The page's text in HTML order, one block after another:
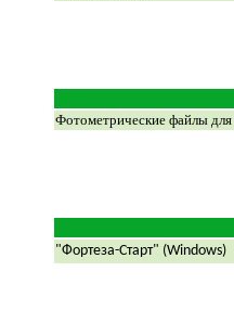
Фотометрические файлы
"Фортеза-Старт" (Windows)